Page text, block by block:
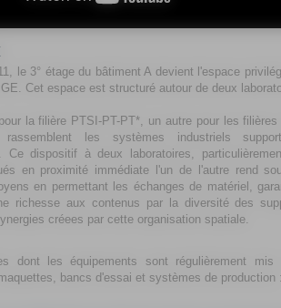
le 3° étage du bâtiment A devient l'espace
Cet espace est structuré autour de deux
la filière PTSI-PT-PT*, un autre pour les filières
les systèmes industriels
Ce dispositif à deux laboratoires,
en proximité immédiate l'un de l'autre rend
en permettant les échanges de matériel,
richesse aux contenus par la diversité des
créees par cette organisation spatiale.
dont les équipements sont régulièrement mis
bancs d'essai et systèmes de production :